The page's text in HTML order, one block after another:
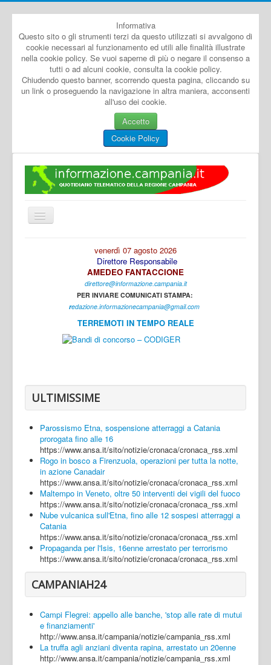
Informativa
Questo sito o gli strumenti terzi da questo utilizzati si avvalgono di
cookie necessari al funzionamento ed utili alle finalità illustrate
nella cookie policy. Se vuoi saperne di più o negare il consenso a
tutti o ad alcuni cookie, consulta la cookie policy.
Chiudendo questo banner, scorrendo questa pagina, cliccando su
un link o proseguendo la navigazione in altra maniera, acconsenti
all'uso dei cookie.
Accetto
Cookie Policy
Cambia
navigazione
Caserta
Napoli
Salerno
Login
venerdì 07 agosto 2026
Direttore Responsabile
AMEDEO FANTACCIONE
direttore@informazione.campania.it
PER INVIARE COMUNICATI STAMPA:
redazione.informazionecampania@gmail.com
TERREMOTI IN TEMPO REALE
ULTIMISSIME
Parossismo Etna, sospensione atterraggi a Catania
prorogata fino alle 16
https://www.ansa.it/sito/notizie/cronaca/cronaca_rss.xml
Rogo in bosco a Firenzuola, operazioni per tutta la notte,
in azione Canadair
https://www.ansa.it/sito/notizie/cronaca/cronaca_rss.xml
Maltempo in Veneto, oltre 50 interventi dei vigili del fuoco
https://www.ansa.it/sito/notizie/cronaca/cronaca_rss.xml
Nube vulcanica sull'Etna, fino alle 12 sospesi atterraggi a
Catania
https://www.ansa.it/sito/notizie/cronaca/cronaca_rss.xml
Propaganda per l'Isis, 16enne arrestato per terrorismo
https://www.ansa.it/sito/notizie/cronaca/cronaca_rss.xml
CAMPANIAH24
Campi Flegrei: appello alle banche, 'stop alle rate di mutui
e finanziamenti'
http://www.ansa.it/campania/notizie/campania_rss.xml
La truffa agli anziani diventa rapina, arrestato un 20enne
http://www.ansa.it/campania/notizie/campania_rss.xml